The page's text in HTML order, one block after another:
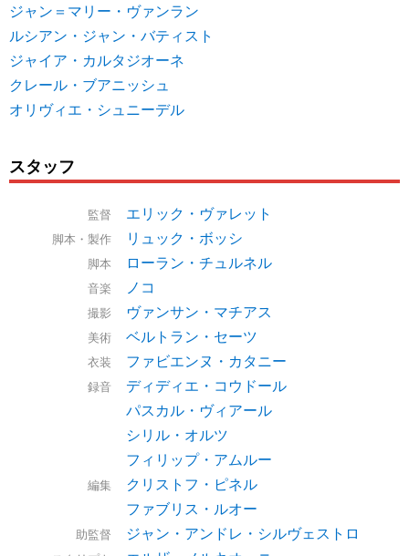
ジャン＝マリー・ヴァンラン
ルシアン・ジャン・バティスト
ジャイア・カルタジオーネ
クレール・ブアニッシュ
オリヴィエ・シュニーデル
スタッフ
監督 エリック・ヴァレット
脚本・製作 リュック・ボッシ
脚本 ローラン・チュルネル
音楽 ノコ
撮影 ヴァンサン・マチアス
美術 ベルトラン・セーツ
衣装 ファビエンヌ・カタニー
録音
ディディエ・コウドール
パスカル・ヴィアール
シリル・オルツ
フィリップ・アムルー
編集
クリストフ・ピネル
ファブリス・ルオー
助監督 ジャン・アンドレ・シルヴェストロ